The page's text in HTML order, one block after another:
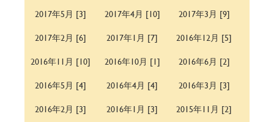
2017年5月 [3]
2017年4月 [10]
2017年3月 [9]
2017年2月 [6]
2017年1月 [7]
2016年12月 [5]
2016年11月 [10]
2016年10月 [1]
2016年6月 [2]
2016年5月 [4]
2016年4月 [4]
2016年3月 [3]
2016年2月 [3]
2016年1月 [3]
2015年11月 [2]